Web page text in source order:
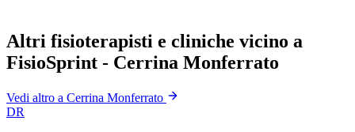
Altri fisioterapisti e cliniche vicino a
FisioSprint - Cerrina Monferrato
Vedi altro a Cerrina Monferrato
DR